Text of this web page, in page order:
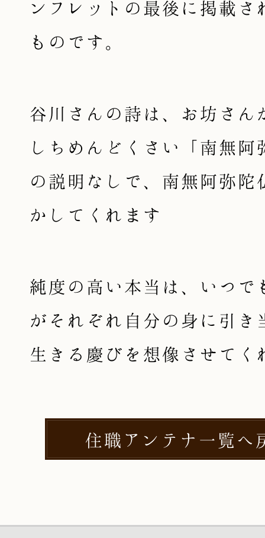
ンフレットの最後に掲載さ
ものです。
谷川さんの詩は、お坊さん
しちめんどくさい「南無阿
の説明なしで、南無阿弥陀
かしてくれます
純度の高い本当は、いつで
がそれぞれ自分の身に引き
生きる慶びを想像させてく
住職アンテナ一覧へ